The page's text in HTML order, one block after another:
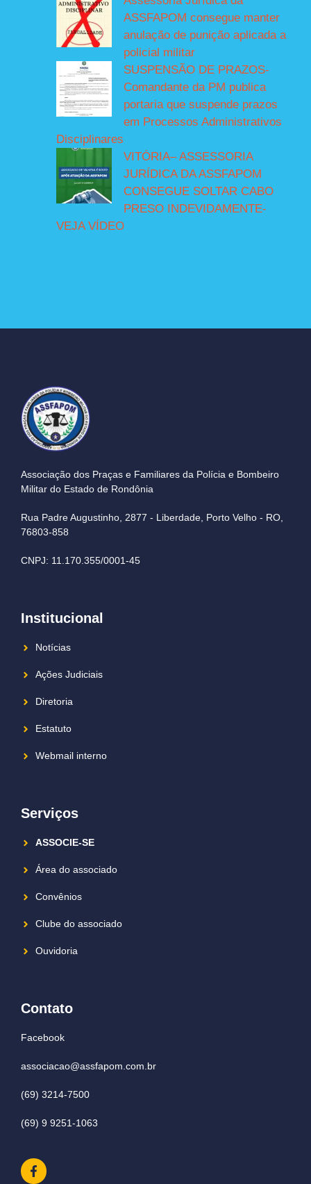
ASSFAPOM consegue manter
anulação de punição aplicada a
policial militar
SUSPENSÃO DE PRAZOS-
Comandante da PM publica
portaria que suspende prazos
em Processos Administrativos
Disciplinares
VITÓRIA– ASSESSORIA
JURÍDICA DA ASSFAPOM
CONSEGUE SOLTAR CABO
PRESO INDEVIDAMENTE-
VEJA VÍDEO
Associação dos Praças e Familiares da Polícia e Bombeiro
Militar do Estado de Rondônia
Rua Padre Augustinho, 2877 - Liberdade, Porto Velho - RO,
76803-858
CNPJ: 11.170.355/0001-45
Institucional
Notícias
Ações Judiciais
Diretoria
Estatuto
Webmail interno
Serviços
ASSOCIE-SE
Área do associado
Convênios
Clube do associado
Ouvidoria
Contato
Facebook
associacao@assfapom.com.br
(69) 3214-7500
(69) 9 9251-1063